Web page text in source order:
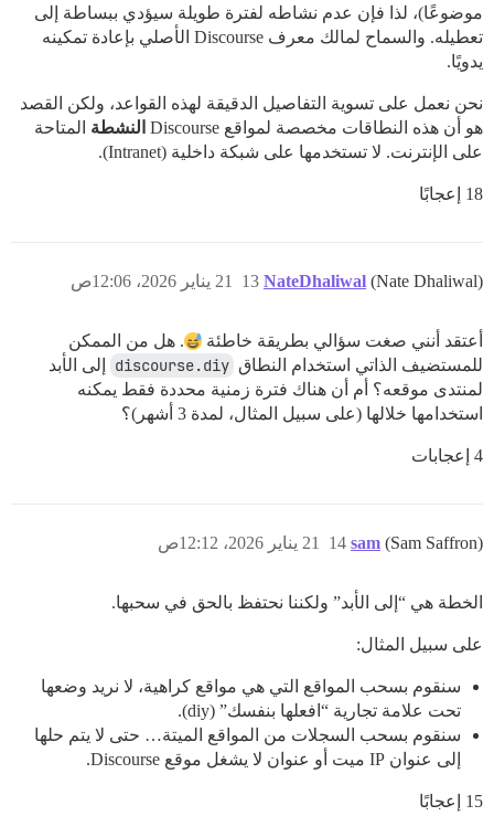
موضوعًا)، لذا فإن عدم نشاطه لفترة طويلة سيؤدي ببساطة إلى
تعطيله. والسماح لمالك معرف Discourse الأصلي بإعادة تمكينه
يدويًا.
نحن نعمل على تسوية التفاصيل الدقيقة لهذه القواعد، ولكن القصد
هو أن هذه النطاقات مخصصة لمواقع Discourse
النشطة المتاحة
على الإنترنت. لا تستخدمها على شبكة داخلية (Intranet).
18 إعجابًا
NateDhaliwal (Nate Dhaliwal) 21 يناير 2026، 12:06ص 13
أعتقد أنني صغت سؤالي بطريقة خاطئة
. هل من الممكن
للمستضيف الذاتي استخدام النطاق discourse.diy
إلى الأبد
لمنتدى موقعه؟ أم أن هناك فترة زمنية محددة فقط يمكنه
استخدامها خلالها (على سبيل المثال، لمدة 3 أشهر)؟
4 إعجابات
sam (Sam Saffron) 21 يناير 2026، 12:12ص 14
الخطة هي “إلى الأبد” ولكننا نحتفظ بالحق في سحبها.
على سبيل المثال:
سنقوم بسحب المواقع التي هي مواقع كراهية، لا نريد وضعها
تحت علامة تجارية “افعلها بنفسك” (diy).
سنقوم بسحب السجلات من المواقع الميتة… حتى لا يتم حلها
إلى عنوان IP ميت أو عنوان لا يشغل موقع Discourse.
15 إعجابًا